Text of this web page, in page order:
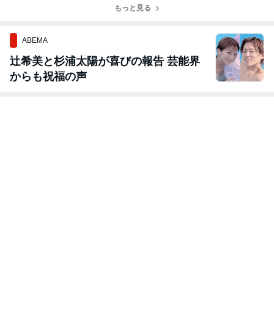
もっと見る
ABEMA
辻希美と杉浦太陽が喜びの報告 芸能界
からも祝福の声